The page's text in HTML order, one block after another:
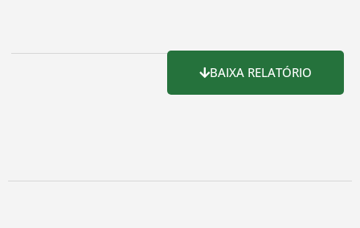
BAIXA RELATÓRIO